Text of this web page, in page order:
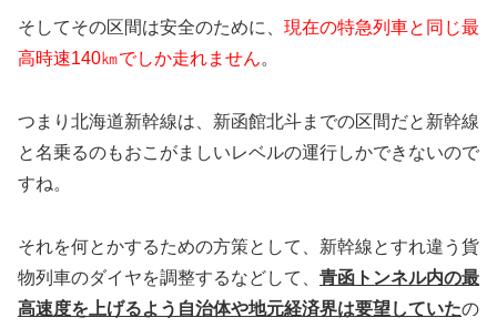
そしてその区間は安全のために、 現在の特急列車と同じ最
高時速140㎞でしか走れません。
つまり北海道新幹線は、新函館北斗までの区間だと新幹線
と名乗るのもおこがましいレベルの運行しかできないので
すね。
それを何とかするための方策として、新幹線とすれ違う貨
物列車のダイヤを調整するなどして、 青函トンネル内の最
高速度を上げるよう自治体や地元経済界は要望していたの